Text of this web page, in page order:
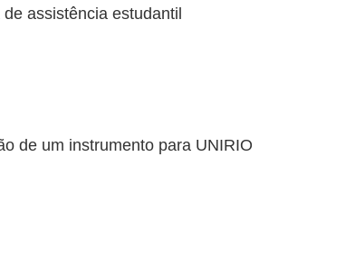
assistência estudantil
de um instrumento para UNIRIO